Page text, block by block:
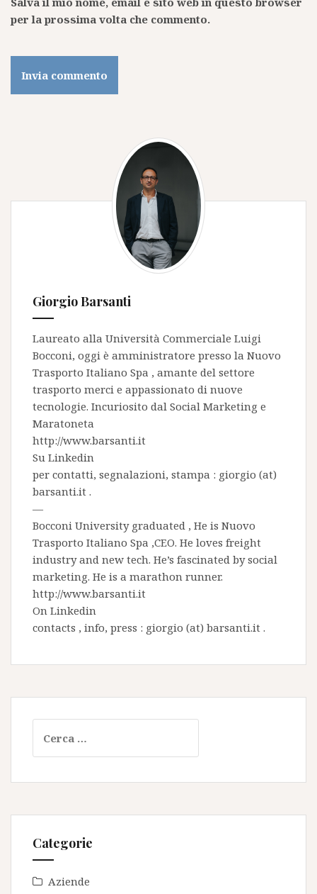
per la prossima volta che commento.
Giorgio Barsanti
Laureato alla Università Commerciale Luigi
Bocconi, oggi è amministratore presso la Nuovo
Trasporto Italiano Spa , amante del settore
trasporto merci e appassionato di nuove
tecnologie. Incuriosito dal Social Marketing e
Maratoneta
http://www.barsanti.it
Su Linkedin
per contatti, segnalazioni, stampa : giorgio (at)
barsanti.it .
—
Bocconi University graduated , He is Nuovo
Trasporto Italiano Spa ,CEO. He loves freight
industry and new tech. He’s fascinated by social
marketing. He is a marathon runner.
http://www.barsanti.it
On Linkedin
contacts , info, press : giorgio (at) barsanti.it .
per:
Categorie
Aziende